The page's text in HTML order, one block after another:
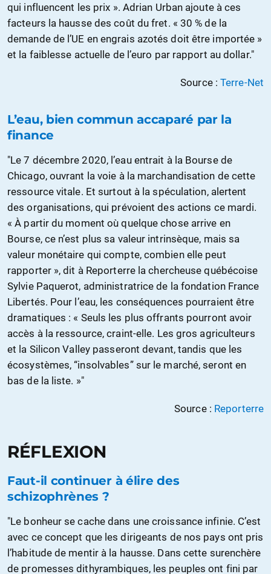
qui influencent les prix ». Adrian Urban ajoute à ces
facteurs la hausse des coût du fret. « 30 % de la
demande de l’UE en engrais azotés doit être importée »
et la faiblesse actuelle de l’euro par rapport au dollar."
Source :Terre-Net
L’eau, bien commun accaparé par la
finance
"Le 7 décembre 2020, l’eau entrait à la Bourse de
Chicago, ouvrant la voie à la marchandisation de cette
ressource vitale. Et surtout à la spéculation, alertent
des organisations, qui prévoient des actions ce mardi.
« À partir du moment où quelque chose arrive en
Bourse, ce n’est plus sa valeur intrinsèque, mais sa
valeur monétaire qui compte, combien elle peut
rapporter », dit à Reporterre la chercheuse québécoise
Sylvie Paquerot, administratrice de la fondation France
Libertés. Pour l’eau, les conséquences pourraient être
dramatiques : « Seuls les plus offrants pourront avoir
accès à la ressource, craint-elle. Les gros agriculteurs
et la Silicon Valley passeront devant, tandis que les
écosystèmes, “insolvables” sur le marché, seront en
bas de la liste. »"
Source : Reporterre
RÉFLEXION
Faut-il continuer à élire des
schizophrènes ?
"Le bonheur se cache dans une croissance infinie. C’est
avec ce concept que les dirigeants de nos pays ont pris
l’habitude de mentir à la hausse. Dans cette surenchère
de promesses dithyrambiques, les peuples ont fini par